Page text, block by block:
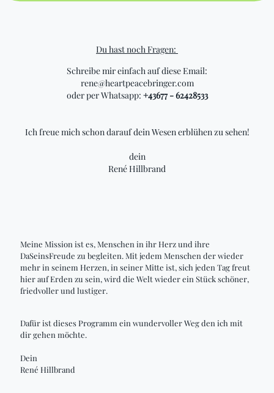
Du hast noch Fragen:
Schreibe mir einfach auf diese Email:
rene@heartpeacebringer.com
oder per Whatsapp: +43677 - 62428533
Ich freue mich schon darauf dein Wesen erblühen zu sehen!
dein
René Hillbrand
Meine Mission ist es, Menschen in ihr Herz und ihre
DaSeinsFreude zu begleiten. Mit jedem Menschen der wieder
mehr in seinem Herzen, in seiner Mitte ist, sich jeden Tag freut
hier auf Erden zu sein, wird die Welt wieder ein Stück schöner,
friedvoller und lustiger.
Dafür ist dieses Programm ein wundervoller Weg den ich mit
dir gehen möchte.
Dein
René Hillbrand